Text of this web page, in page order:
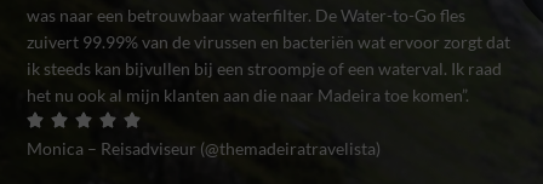
was naar een betrouwbaar waterfilter. De Water-to-Go fles
zuivert 99.99% van de virussen en bacteriën wat ervoor zorgt dat
ik steeds kan bijvullen bij een stroompje of een waterval. Ik raad
het nu ook al mijn klanten aan die naar Madeira toe komen”.
Monica – Reisadviseur (@themadeiratravelista)